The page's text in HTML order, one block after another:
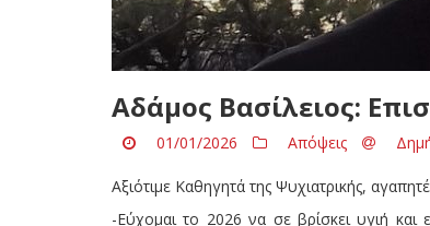
Αδάμος Βασίλειος:
01/01/2026 Απόψεις
Αξιότιμε Καθηγητά της Ψυχιατρικής,
-Εύχομαι το 2026 να σε βρίσκει υγιή